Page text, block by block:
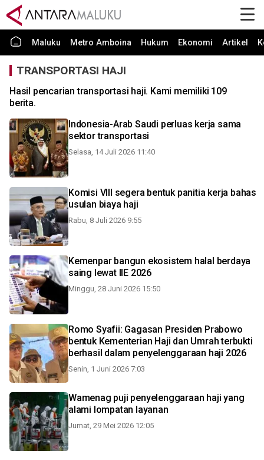
Maluku Metro Amboina Hukum Ekonomi Artikel
TRANSPORTASI HAJI
Hasil pencarian transportasi haji. Kami memiliki 109
berita.
Indonesia-Arab Saudi perluas kerja sama
sektor transportasi
Selasa, 14 Juli 2026 11:40
Komisi VIII segera bentuk panitia kerja bahas
usulan biaya haji
Rabu, 8 Juli 2026 9:55
Kemenpar bangun ekosistem halal berdaya
saing lewat IIE 2026
Minggu, 28 Juni 2026 15:50
Romo Syafii: Gagasan Presiden Prabowo
bentuk Kementerian Haji dan Umrah terbukti
berhasil dalam penyelenggaraan haji 2026
Senin, 1 Juni 2026 7:03
Wamenag puji penyelenggaraan haji yang
alami lompatan layanan
Jumat, 29 Mei 2026 12:05